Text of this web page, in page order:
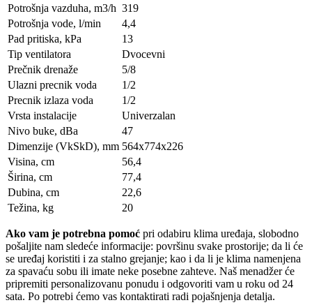
Potrošnja vazduha, m3/h 319
Potrošnja vode, l/min
4,4
Pad pritiska, kPa
13
Tip ventilatora
Dvocevni
Prečnik drenaže
5/8
Ulazni precnik voda
1/2
Precnik izlaza voda
1/2
Vrsta instalacije
Univerzalan
Nivo buke, dBa
47
Dimenzije (VkSkD), mm 564x774x226
Visina, сm
56,4
Širina, сm
77,4
Dubina, сm
22,6
Težina, kg
20
Ako vam je potrebna pomoć pri odabiru klima uređaja, slobodno
pošaljite nam sledeće informacije: površinu svake prostorije; da li će
se uređaj koristiti i za stalno grejanje; kao i da li je klima namenjena
za spavaću sobu ili imate neke posebne zahteve. Naš menadžer će
pripremiti personalizovanu ponudu i odgovoriti vam u roku od 24
sata. Po potrebi ćemo vas kontaktirati radi pojašnjenja detalja.